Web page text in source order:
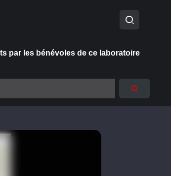
par les bénévoles de ce laboratoire